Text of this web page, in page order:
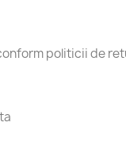
politicii de